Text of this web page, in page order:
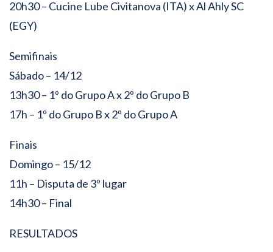
20h30 – Cucine Lube Civitanova (ITA) x Al Ahly SC
(EGY)
Semifinais
Sábado – 14/12
13h30 – 1º do Grupo A x 2º do Grupo B
17h – 1º do Grupo B x 2º do Grupo A
Finais
Domingo – 15/12
11h – Disputa de 3º lugar
14h30 – Final
RESULTADOS